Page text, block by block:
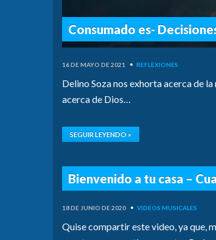
Consumado es-
16 DE MAYO DE 2021 • REFLEXIONES
Delino Soza nos exhorta acerca de
acerca de Dios…
SEGUIR LEYENDO »
Bienvenido a tu casa –
18 DE JUNIO DE 2020 • VIDEOS MUSICALES
Quise compartir este video, ya que,